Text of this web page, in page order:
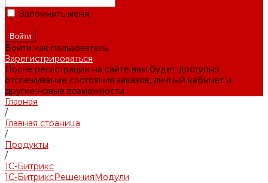
Запомнить меня
Войти как пользователь
Зарегистрироваться
После регистрации на сайте вам будет доступно
отслеживание состояния заказов, личный кабинет и
другие новые возможности
Главная
/
Главная страница
/
Продукты
/
1С-Битрикс
1С-БитриксРешенияМодули